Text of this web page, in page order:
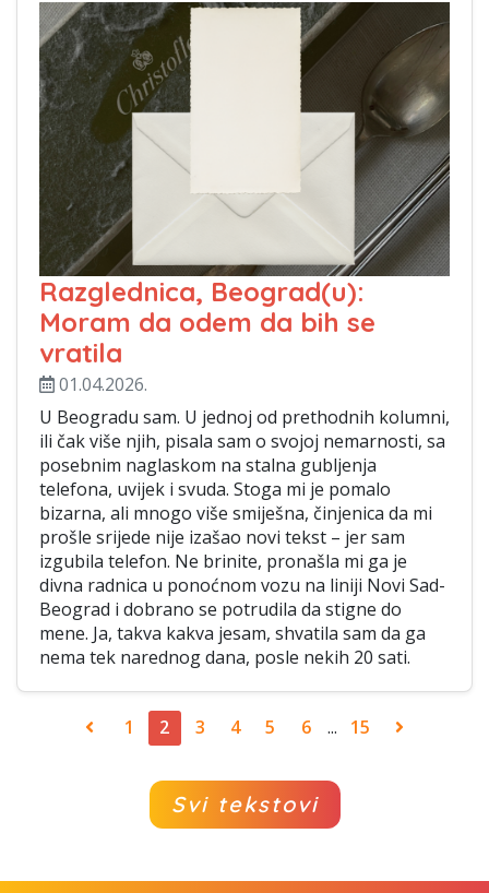
Razglednica, Beograd(u):
Moram da odem da bih se
vratila
01.04.2026.
U Beogradu sam. U jednoj od prethodnih kolumni,
ili čak više njih, pisala sam o svojoj nemarnosti, sa
posebnim naglaskom na stalna gubljenja
telefona, uvijek i svuda. Stoga mi je pomalo
bizarna, ali mnogo više smiješna, činjenica da mi
prošle srijede nije izašao novi tekst – jer sam
izgubila telefon. Ne brinite, pronašla mi ga je
divna radnica u ponoćnom vozu na liniji Novi Sad-
Beograd i dobrano se potrudila da stigne do
mene. Ja, takva kakva jesam, shvatila sam da ga
nema tek narednog dana, posle nekih 20 sati.
1 2 3 4 5 6 ... 15
Svi tekstovi